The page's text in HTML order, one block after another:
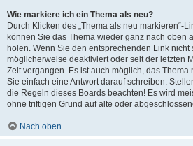
Wie markiere ich ein Thema als neu?
Durch Klicken des „Thema als neu markieren“-
können Sie das Thema wieder ganz nach oben
holen. Wenn Sie den entsprechenden Link
möglicherweise deaktiviert oder seit der letzten
Zeit vergangen. Es ist auch möglich, das
Sie einfach eine Antwort darauf schreiben.
die Regeln dieses Boards beachten! Es wird
ohne triftigen Grund auf alte oder
Nach oben